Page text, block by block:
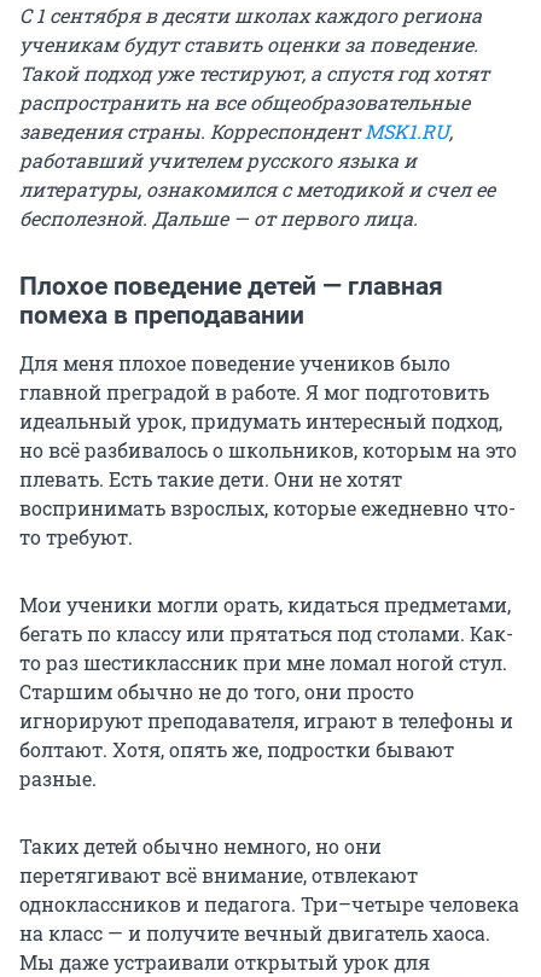
С 1 сентября в десяти школах каждого региона
ученикам будут ставить оценки за поведение.
Такой подход уже тестируют, а спустя год хотят
распространить на все общеобразовательные
заведения страны. КорреспондентMSK1.RU,
работавший учителем русского языка и
литературы, ознакомился с методикой и счел ее
бесполезной. Дальше — от первого лица.
Плохое поведение детей — главная
помеха в преподавании
Для меня плохое поведение учеников было
главной преградой в работе. Я мог подготовить
идеальный урок, придумать интересный подход,
но всё разбивалось о школьников, которым на это
плевать. Есть такие дети. Они не хотят
воспринимать взрослых, которые ежедневно что-
то требуют.
Мои ученики могли орать, кидаться предметами,
бегать по классу или прятаться под столами. Как-
то раз шестиклассник при мне ломал ногой стул.
Старшим обычно не до того, они просто
игнорируют преподавателя, играют в телефоны и
болтают. Хотя, опять же, подростки бывают
разные.
Таких детей обычно немного, но они
перетягивают всё внимание, отвлекают
одноклассников и педагога. Три–четыре человека
на класс — и получите вечный двигатель хаоса.
Мы даже устраивали открытый урок для